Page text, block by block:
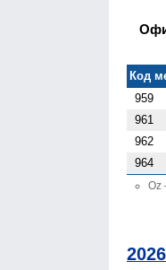
Код
959
961
962
964
Oz
2026